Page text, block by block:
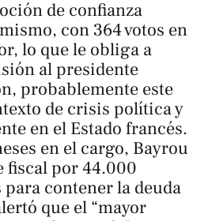
de confianza
con 364 votos en
lo que le obliga a
al presidente
probablemente este
de crisis política y
en el Estado francés.
en el cargo, Bayrou
fiscal por 44.000
contener la deuda
que el “mayor